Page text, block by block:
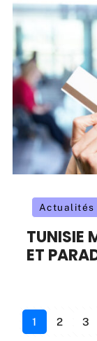
Actualités
TUNISIE
ET
1 2 3